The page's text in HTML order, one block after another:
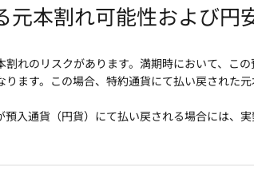
元本割れ可能性および円
れのリスクがあります。満期時において、
ます。この場合、特約通貨にて払い戻された
入通貨（円貨）にて払い戻される場合には、